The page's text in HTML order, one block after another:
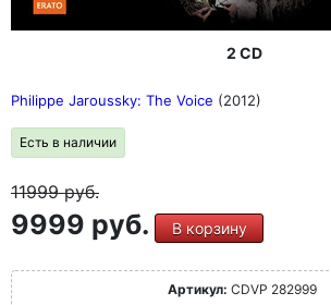
2 CD
Philippe Jaroussky: The Voice (2012)
Есть в наличии
11999руб.
9999 руб. В корзину
Артикул: CDVP 282999